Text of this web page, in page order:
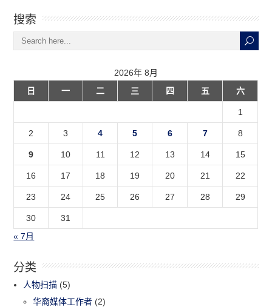
搜索
2026年 8月
日
一 二 三 四 五 六
1
2 3 4 5 6 7 8
9 10 11 12 13 14 15
16 17 18 19 20 21 22
23 24 25 26 27 28 29
30
31
« 7月
分类
人物扫描 (5)
华裔媒体工作者 (2)